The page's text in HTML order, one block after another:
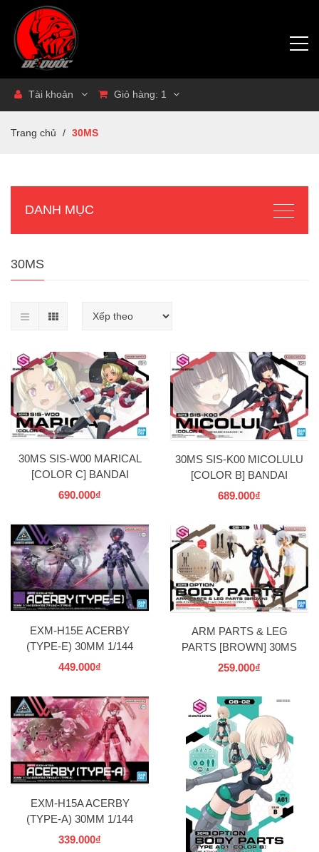
Tài khoản Giỏ hàng: 1
Trang chủ / 30MS
DANH MỤC
30MS
30MS SIS-W00 MARICAL
[COLOR C] BANDAI
690.000₫
30MS SIS-K00 MICOLULU
[COLOR B] BANDAI
689.000₫
EXM-H15E ACERBY
(TYPE-E) 30MM 1/144
BANDAI
449.000₫
ARM PARTS & LEG
PARTS [BROWN] 30MS
OPTION BODY PARTS
259.000₫
EXM-H15A ACERBY
(TYPE-A) 30MM 1/144
BANDAI
339.000₫